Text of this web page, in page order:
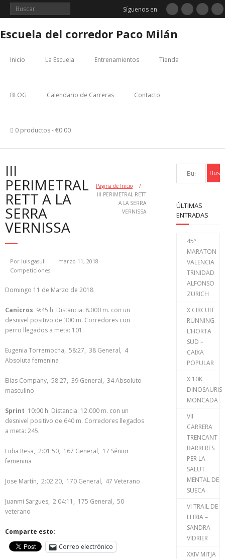
Saltar
Síguenos en
Escuela del corredor Paco Milán
Inicio La Escuela Entrenamientos Tienda
BLOG Calendario de Carreras Contacto
0 productos €0.00
III
PERIMETRAL
RETT A LA
SERRA
VERNISSA
Página de Inicio
/
III PERIMETRAL RETT
A LA SERRA
VERNISSA
Por luis gasull
marzo 11, 2018
Competiciones
Domingo 11 de Marzo de 2018
Canicros 9:45 h. Distancia: 8.000 m. con un
desnivel positivo de 300 m. Corredores con
perro llegados a meta: 101.
Eugenia Torremocha, 58:27, 38 General, 4
Absoluta femenina
Elías Company, 58:27, 39 General, 34 Absoluto
masculino
Sprint 10:00 h. Distancia: 12.000 m. con un
desnivel positivo de 640 m. Corredores llegados
a meta: 245.
Lidia Resa, 2:01:50, 167 General, 17 Sénior
femenina
Jose Martín, 2:02:20, 170 General, 47 Veterano
Juanmi Sargues, 2:04:11, 175 General, 50
veterano
Comparte esto:
Correo electrónico
ÚLTIMAS
ENTRADAS
45º
MARATON
VALENCIA
TRINIDAD
ALFONSO
ZURICH
X CIRCUIT
RUNNING
L’HORTA
SUD –
CAIXA
POPULAR
X 10K
DINOSAURIS
MONCADA
VII
CARRERA
TRENCANT
BARRERES
PER LA
SALUT
MENTAL DE
SUECA
VI TRAIL DE
LLIRIA –
SANDRA
VIDRIER
XXIV MITJA